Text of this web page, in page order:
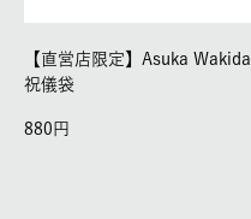
【直営店限定】Asuka Wakida
祝儀袋
880